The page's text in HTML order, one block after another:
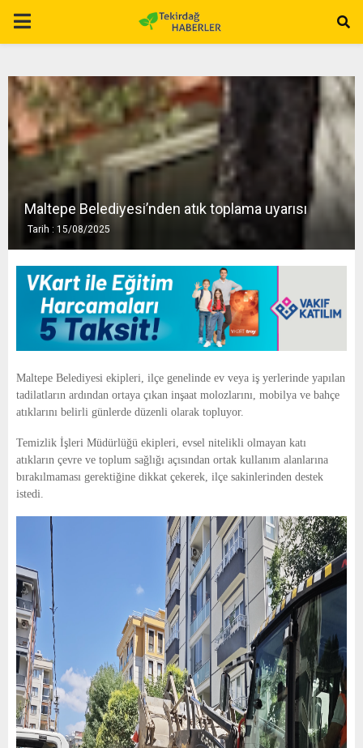
P
I
M
A
E
N
U
Maltepe Belediyesi’nden atık toplama uyarısı
Tarih : 15/08/2025
Maltepe Belediyesi ekipleri, ilçe genelinde ev veya iş yerlerinde yapılan
tadilatların ardından ortaya çıkan inşaat molozlarını, mobilya ve bahçe
atıklarını belirli günlerde düzenli olarak topluyor.
Temizlik İşleri Müdürlüğü ekipleri, evsel nitelikli olmayan katı
atıkların çevre ve toplum sağlığı açısından ortak kullanım alanlarına
bırakılmaması gerektiğine dikkat çekerek, ilçe sakinlerinden destek
istedi.